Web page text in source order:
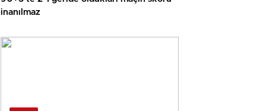
inanılmaz